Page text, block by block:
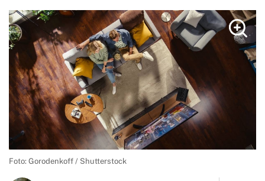
Foto: Gorodenkoff / Shutterstock